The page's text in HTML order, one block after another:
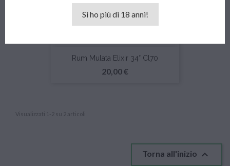
Rum Mulata Elixir 34° Cl70
Prezzo
20,00 €
Visualizzati 1-2 su 2 articoli
Torna all'inizio 
Sì ho più di 18 anni!